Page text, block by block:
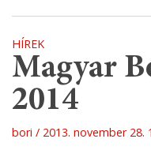
HÍREK
Magyar
2014
bori 2013. november 28.